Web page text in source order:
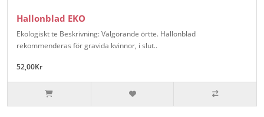
Hallonblad EKO
Ekologiskt te Beskrivning: Välgörande örtte. Hallonblad
rekommenderas för gravida kvinnor, i slut..
52,00Kr